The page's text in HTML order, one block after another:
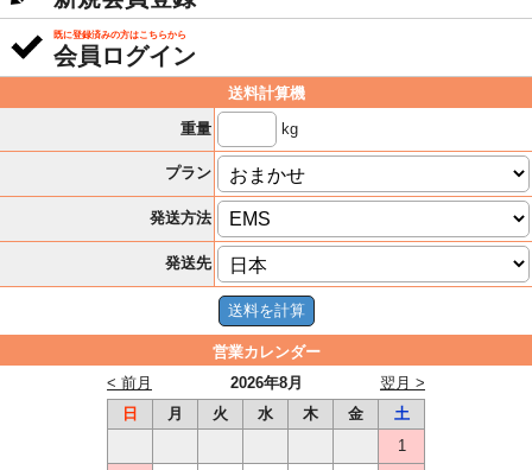
既に登録済みの方はこちらから
会員ログイン
送料計算機
重量
kg
プラン
発送方法
発送先
営業カレンダー
2026年8月
< 前月
翌月 >
日
月 火 水 木 金
土
1